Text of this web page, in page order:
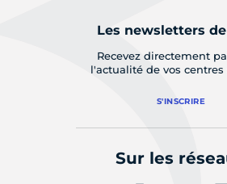
Les newsletters
Recevez directement
l'actualité de vos
S'INSCRIRE
Sur les